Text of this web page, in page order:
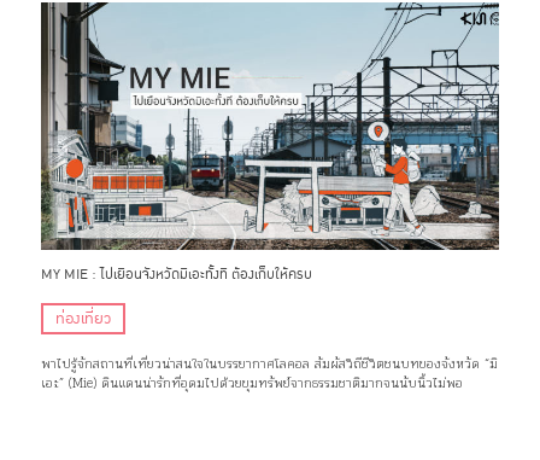
MY MIE : ไปเยือนจังหวัดมิเอะทั้งที ต้องเก็บให้ครบ
ท่องเที่ยว
พาไปรู้จักสถานที่เที่ยวน่าสนใจในบรรยากาศโลคอล สัมผัสวิถีชีวิตชนบทของจังหวัด “มิ
เอะ” (Mie) ดินแดนน่ารักที่อุดมไปด้วยขุมทรัพย์จากธรรมชาติมากจนนับนิ้วไม่พอ